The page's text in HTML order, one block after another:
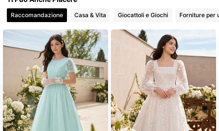
4.82 128K Follower
4.82 128K Follower
Raccomandazione Casa & Vita Giocattoli e Giochi Forniture per